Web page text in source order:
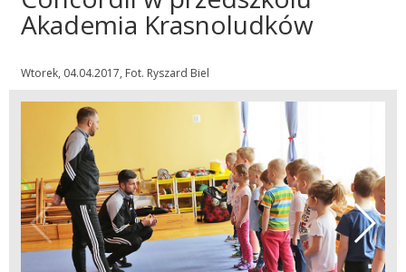
Akademia Krasnoludków
Wtorek, 04.04.2017, Fot. Ryszard Biel